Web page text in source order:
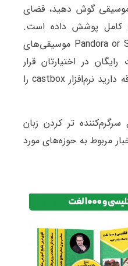
گوش دهید، فضای
کامل پوشش داده است.
اپلیکیشن‌هایی مانند Pandora or Spotify موسیقی‌های
در اختیارتان قرار
می‌دهند. اگر به پادکست علاقه دارید نرم‌افزار castbox را
تر کردن زبان
مربوط به حوزه‌های مورد